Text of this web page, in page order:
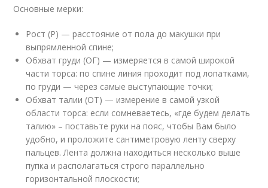
Основные мерки:
Рост (Р) — расстояние от пола до макушки при
выпрямленной спине;
Обхват груди (ОГ) — измеряется в самой широкой
части торса: по спине линия проходит под лопатками,
по груди — через самые выступающие точки;
Обхват талии (ОТ) — измерение в самой узкой
области торса: если сомневаетесь, «где будем делать
талию» – поставьте руки на пояс, чтобы Вам было
удобно, и проложите сантиметровую ленту сверху
пальцев. Лента должна находиться несколько выше
пупка и располагаться строго параллельно
горизонтальной плоскости;